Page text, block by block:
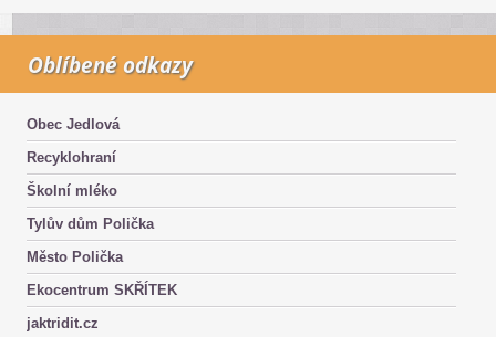
Oblíbené odkazy
Obec Jedlová
Recyklohraní
Školní mléko
Tylův dům Polička
Město Polička
Ekocentrum SKŘÍTEK
jaktridit.cz